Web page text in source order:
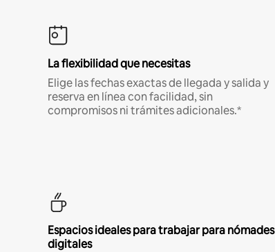
La flexibilidad que necesitas
Elige las fechas exactas de llegada y salida y
reserva en línea con facilidad, sin
compromisos ni trámites adicionales.*
Espacios ideales para trabajar para nómades
digitales